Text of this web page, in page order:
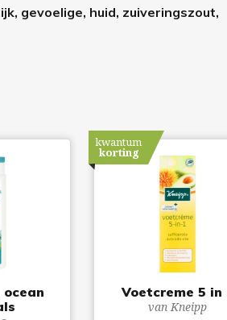
gevoelige, huid, zuiveringszout,
ocean
Voetcreme 5 in
van Kneipp
kwantum
korting